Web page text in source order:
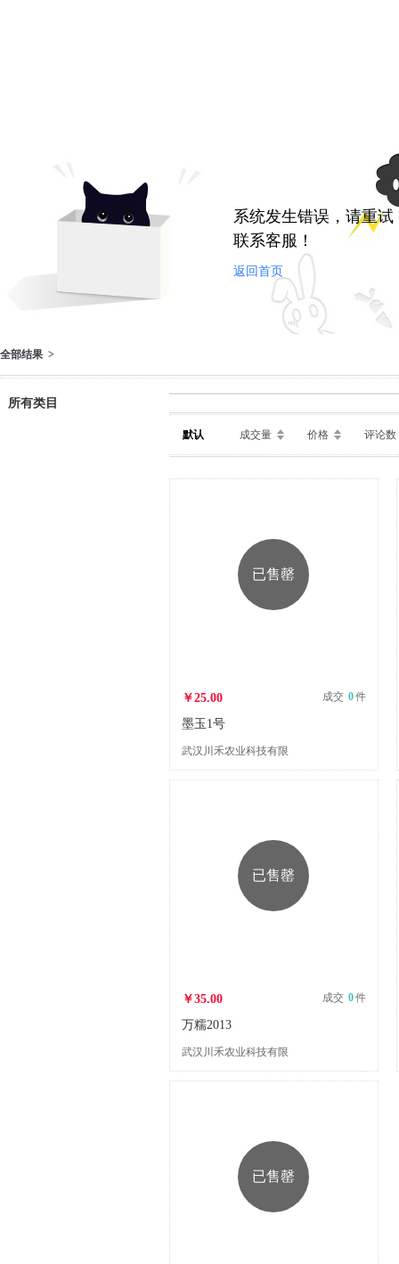
系统发生错误，请重
联系客服！
返回首页
全部结果 >
所有类目
默认 成交量 价格 评论数
已售罄
￥25.00 成交 0件
墨玉1号
武汉川禾农业科技有限
公司
已售罄
￥35.00 成交 0件
万糯2013
武汉川禾农业科技有限
公司
已售罄